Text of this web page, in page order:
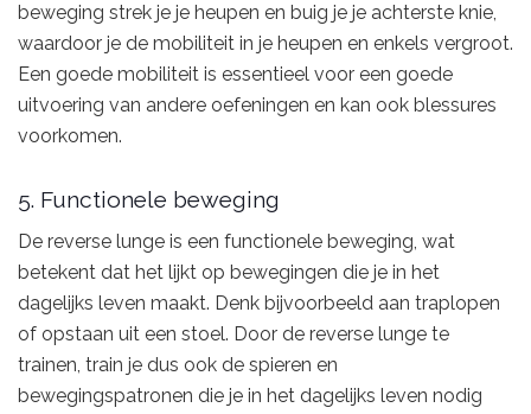
beweging strek je je heupen en buig je je achterste knie,
waardoor je de mobiliteit in je heupen en enkels vergroot.
Een goede mobiliteit is essentieel voor een goede
uitvoering van andere oefeningen en kan ook blessures
voorkomen.
5. Functionele beweging
De reverse lunge is een functionele beweging, wat
betekent dat het lijkt op bewegingen die je in het
dagelijks leven maakt. Denk bijvoorbeeld aan traplopen
of opstaan uit een stoel. Door de reverse lunge te
trainen, train je dus ook de spieren en
bewegingspatronen die je in het dagelijks leven nodig